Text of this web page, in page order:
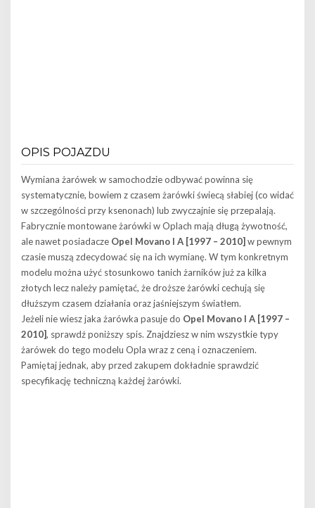
OPIS POJAZDU
Wymiana żarówek w samochodzie odbywać powinna się
systematycznie, bowiem z czasem żarówki świecą słabiej (co widać
w szczególności przy ksenonach) lub zwyczajnie się przepalają.
Fabrycznie montowane żarówki w Oplach mają długą żywotność,
ale nawet posiadacze Opel Movano I A [1997 – 2010] w pewnym
czasie muszą zdecydować się na ich wymianę. W tym konkretnym
modelu można użyć stosunkowo tanich żarników już za kilka
złotych lecz należy pamiętać, że droższe żarówki cechują się
dłuższym czasem działania oraz jaśniejszym światłem.
Jeżeli nie wiesz jaka żarówka pasuje do Opel Movano I A [1997 –
2010], sprawdź poniższy spis. Znajdziesz w nim wszystkie typy
żarówek do tego modelu Opla wraz z ceną i oznaczeniem.
Pamiętaj jednak, aby przed zakupem dokładnie sprawdzić
specyfikację techniczną każdej żarówki.